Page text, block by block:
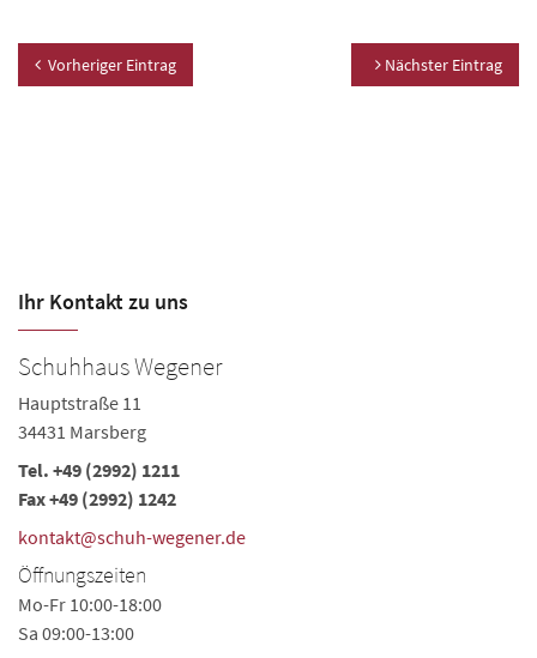
Vorheriger Eintrag Nächster Eintrag
Ihr Kontakt zu uns
Schuhhaus Wegener
Hauptstraße 11
34431 Marsberg
Tel. +49 (2992) 1211
Fax +49 (2992) 1242
kontakt@schuh-wegener.de
Öffnungszeiten
Mo-Fr 10:00-18:00
Sa 09:00-13:00